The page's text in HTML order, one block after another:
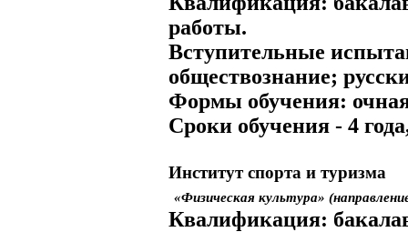
работы.
Вступительные
обществознание;
Формы обучения:
Сроки обучения - 4
Институт спорта и туризма
«Физическая культура»
Квалификация: